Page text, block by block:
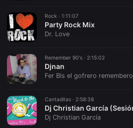
Rock · 1:11:07
Party Rock Mix
Dr. Love
Remember 90's · 2:15:02
Djnan
Fer Bls el gofrero remembero
Cantaditas · 2:58:38
Dj Christian García